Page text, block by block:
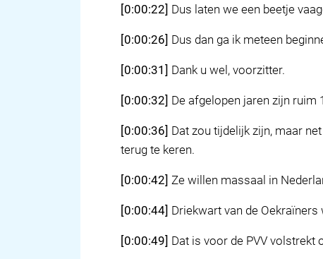
[0:00:22] Dus laten we een beetje
[0:00:26] Dus dan ga ik meteen
[0:00:31] Dank u wel, voorzitter.
[0:00:32] De afgelopen jaren zijn ruim
[0:00:36] Dat zou tijdelijk zijn, maar
terug te keren.
[0:00:42] Ze willen massaal in
[0:00:44] Driekwart van de
[0:00:49] Dat is voor de PVV volstrekt